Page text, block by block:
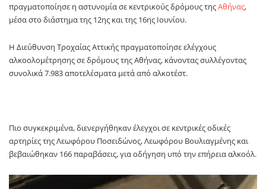
πραγματοποίησε η αστυνομία σε κεντρικούς δρόμους τηςΑθήνας,
μέσα στο διάστημα της 12ης και της 16ης Ιουνίου.
Η Διεύθυνση Τροχαίας Αττικής πραγματοποίησε ελέγχους
αλκοολομέτρησης σε δρόμους της Αθήνας, κάνοντας συλλέγοντας
συνολικά 7.983 αποτελέσματα μετά από αλκοτέστ.
Πιο συγκεκριμένα, διενεργήθηκαν έλεγχοι σε κεντρικές οδικές
αρτηρίες της Λεωφόρου Ποσειδώνος, Λεωφόρου Βουλιαγμένης και
βεβαιώθηκαν 166 παραβάσεις, για οδήγηση υπό την επήρεια αλκοόλ.